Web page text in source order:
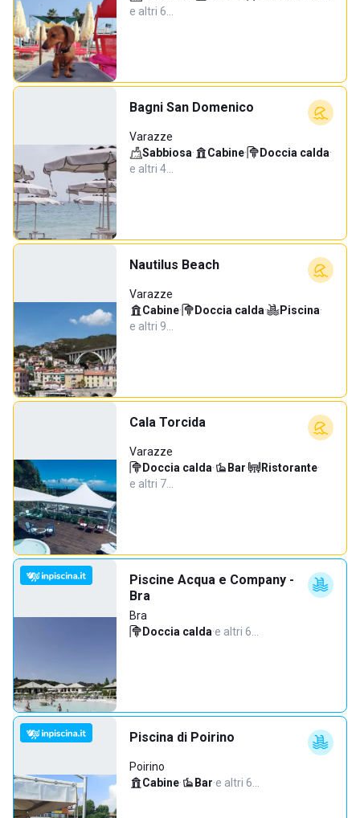
e altri 6…
Bagni San Domenico
Varazze
Sabbiosa· Cabine· Doccia calda·
e altri 4…
Nautilus Beach
Varazze
Cabine· Doccia calda· Piscina·
e altri 9…
Cala Torcida
Varazze
Doccia calda· Bar· Ristorante·
e altri 7…
Piscine Acqua e Company -
Bra
Bra
Doccia calda·e altri 6…
Piscina di Poirino
Poirino
Cabine· Bar·e altri 6…